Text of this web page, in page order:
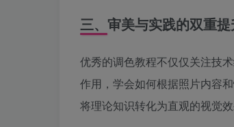
三、审美与实践的双重
优秀的调色教程不仅仅关注技
作用，学会如何根据照片内容
将理论知识转化为直观的视觉